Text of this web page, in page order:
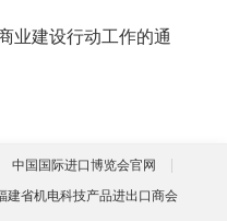
业建设行动工作的通
中国国际进口博览会官网
建省机电科技产品进出口商会